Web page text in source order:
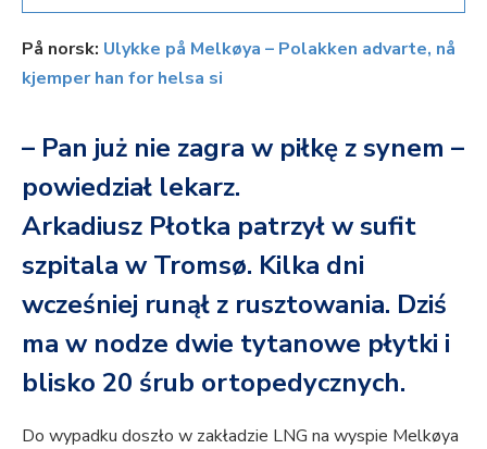
På norsk: Ulykke på Melkøya – Polakken advarte, nå
kjemper han for helsa si
– Pan już nie zagra w piłkę z synem –
powiedział lekarz.
Arkadiusz Płotka patrzył w sufit
szpitala w Tromsø. Kilka dni
wcześniej runął z rusztowania. Dziś
ma w nodze dwie tytanowe płytki i
blisko 20 śrub ortopedycznych.
Do wypadku doszło w zakładzie LNG na wyspie Melkøya